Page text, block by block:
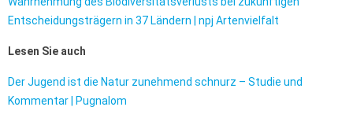
Entscheidungsträgern in 37 Ländern | npj Artenvielfalt
Lesen Sie auch
Der Jugend ist die Natur zunehmend schnurz – Studie und
Kommentar | Pugnalom